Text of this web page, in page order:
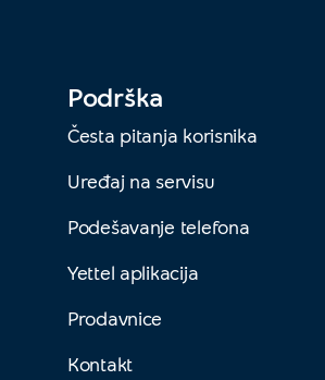
Podrška
Česta pitanja korisnika
Uređaj na servisu
Podešavanje telefona
Yettel aplikacija
Prodavnice
Kontakt